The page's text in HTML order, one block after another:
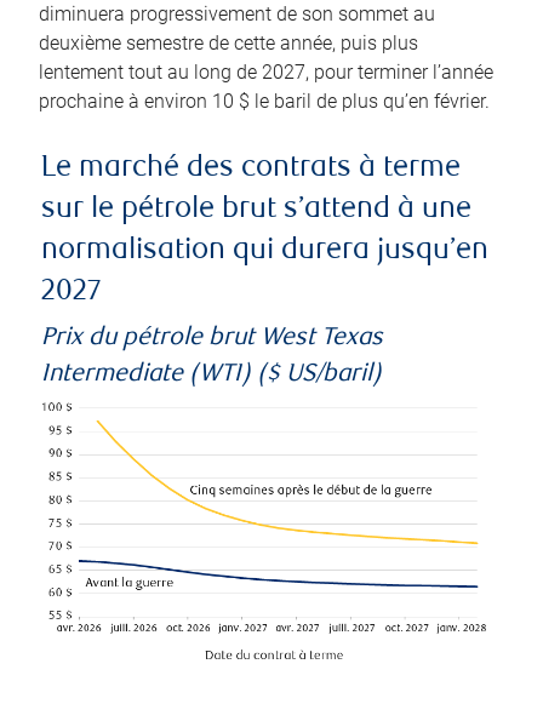
diminuera progressivement de son sommet au
deuxième semestre de cette année, puis plus
lentement tout au long de 2027, pour terminer l’année
prochaine à environ 10 $ le baril de plus qu’en février.
Le marché des contrats à terme
sur le pétrole brut s’attend à une
normalisation qui durera jusqu’en
2027
Prix du pétrole brut West Texas
Intermediate (WTI) ($ US/baril)